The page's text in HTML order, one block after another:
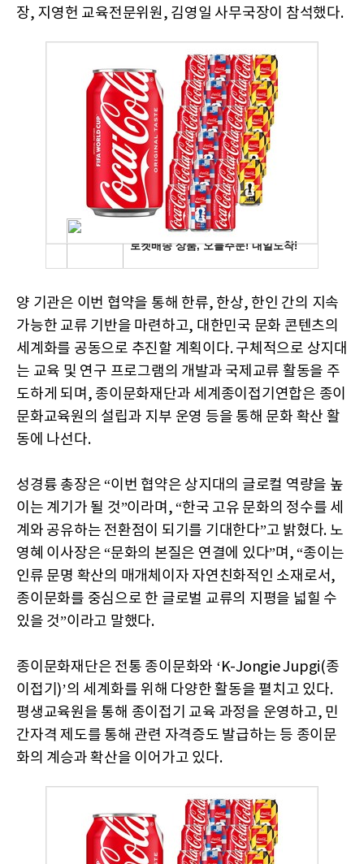
장, 지영헌 교육전문위원, 김영일 사무국장이 참석했다.
양 기관은 이번 협약을 통해 한류, 한상, 한인 간의 지속
가능한 교류 기반을 마련하고, 대한민국 문화 콘텐츠의
세계화를 공동으로 추진할 계획이다. 구체적으로 상지대
는 교육 및 연구 프로그램의 개발과 국제교류 활동을 주
도하게 되며, 종이문화재단과 세계종이접기연합은 종이
문화교육원의 설립과 지부 운영 등을 통해 문화 확산 활
동에 나선다.
성경륭 총장은 “이번 협약은 상지대의 글로컬 역량을 높
이는 계기가 될 것”이라며, “한국 고유 문화의 정수를 세
계와 공유하는 전환점이 되기를 기대한다”고 밝혔다. 노
영혜 이사장은 “문화의 본질은 연결에 있다”며, “종이는
인류 문명 확산의 매개체이자 자연친화적인 소재로서,
종이문화를 중심으로 한 글로벌 교류의 지평을 넓힐 수
있을 것”이라고 말했다.
종이문화재단은 전통 종이문화와 ‘K-Jongie Jupgi(종
이접기)’의 세계화를 위해 다양한 활동을 펼치고 있다.
평생교육원을 통해 종이접기 교육 과정을 운영하고, 민
간자격 제도를 통해 관련 자격증도 발급하는 등 종이문
화의 계승과 확산을 이어가고 있다.